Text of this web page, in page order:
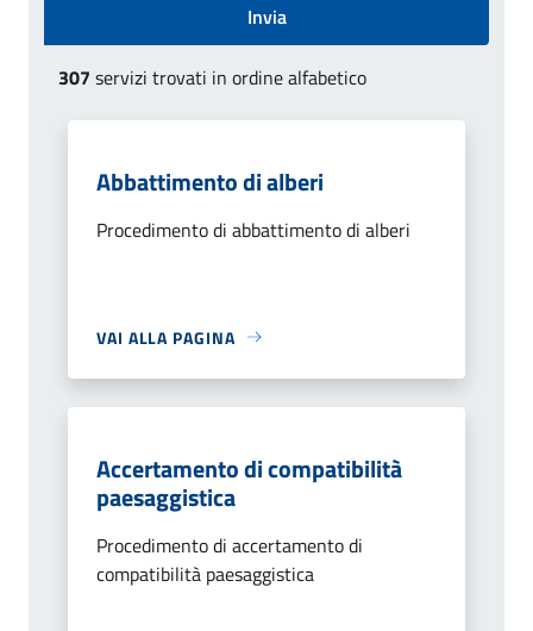
Invia
307 servizi trovati in ordine alfabetico
Abbattimento di alberi
Procedimento di abbattimento di alberi
VAI ALLA PAGINA
Accertamento di compatibilità
paesaggistica
Procedimento di accertamento di
compatibilità paesaggistica